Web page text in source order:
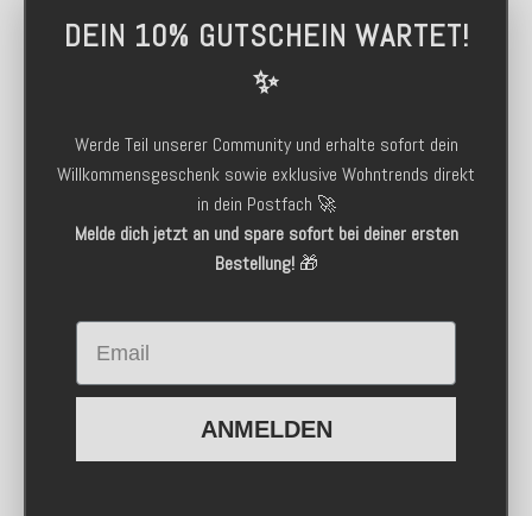
DEIN 10% GUTSCHEIN WARTET!
✨
Werde Teil unserer Community und erhalte sofort dein
Willkommensgeschenk sowie exklusive Wohntrends direkt
in dein Postfach 🚀
Melde dich jetzt an und spare sofort bei deiner ersten
Bestellung!🎁
Email
ANMELDEN